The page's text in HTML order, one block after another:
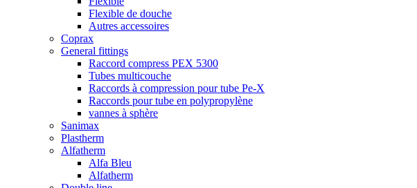
Flexible de douche
Autres accessoires
Coprax
General fittings
Raccord compress PEX 5300
Tubes multicouche
Raccords à compression pour tube Pe-X
Raccords pour tube en polypropylène
vannes à sphère
Sanimax
Plastherm
Alfatherm
Alfa Bleu
Alfatherm